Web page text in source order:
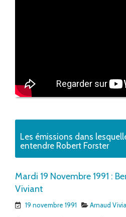
Les émissions dans
entendre Robert Forster
Mardi 19 Novembre 1991 :
Viviant
19 novembre 1991 Arnaud